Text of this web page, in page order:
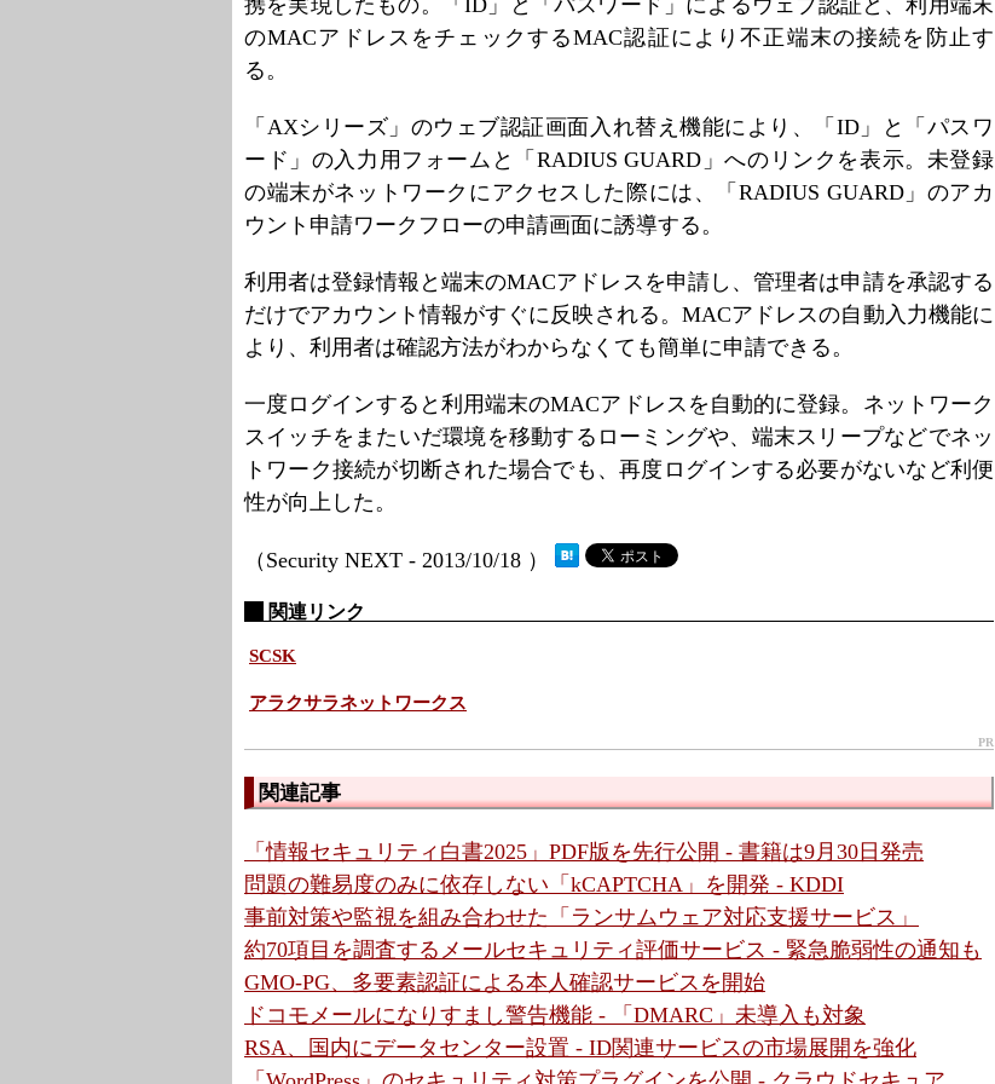
携を実現したもの。「ID」と「パスワード」によるウェブ認証と、利用端末
のMACアドレスをチェックするMAC認証により不正端末の接続を防止す
る。
「AXシリーズ」のウェブ認証画面入れ替え機能により、「ID」と「パスワ
ード」の入力用フォームと「RADIUS GUARD」へのリンクを表示。未登録
の端末がネットワークにアクセスした際には、「RADIUS GUARD」のアカ
ウント申請ワークフローの申請画面に誘導する。
利用者は登録情報と端末のMACアドレスを申請し、管理者は申請を承認する
だけでアカウント情報がすぐに反映される。MACアドレスの自動入力機能に
より、利用者は確認方法がわからなくても簡単に申請できる。
一度ログインすると利用端末のMACアドレスを自動的に登録。ネットワーク
スイッチをまたいだ環境を移動するローミングや、端末スリープなどでネッ
トワーク接続が切断された場合でも、再度ログインする必要がないなど利便
性が向上した。
（Security NEXT - 2013/10/18 ）
関連リンク
SCSK
アラクサラネットワークス
PR
関連記事
「情報セキュリティ白書2025」PDF版を先行公開 - 書籍は9月30日発売
問題の難易度のみに依存しない「kCAPTCHA」を開発 - KDDI
事前対策や監視を組み合わせた「ランサムウェア対応支援サービス」
約70項目を調査するメールセキュリティ評価サービス - 緊急脆弱性の通知も
GMO-PG、多要素認証による本人確認サービスを開始
ドコモメールになりすまし警告機能 - 「DMARC」未導入も対象
RSA、国内にデータセンター設置 - ID関連サービスの市場展開を強化